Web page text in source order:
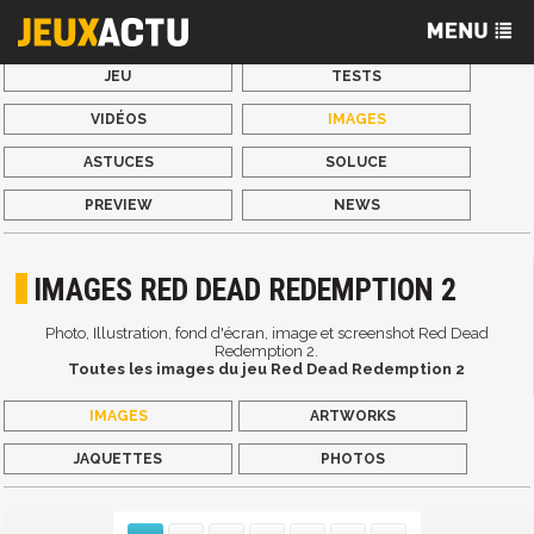
JEU TESTS
VIDÉOS IMAGES
ASTUCES SOLUCE
PREVIEW NEWS
IMAGES RED DEAD REDEMPTION 2
Photo, Illustration, fond d'écran, image et screenshot Red Dead
Redemption 2.
Toutes les images du jeu Red Dead Redemption 2
IMAGES ARTWORKS
JAQUETTES PHOTOS